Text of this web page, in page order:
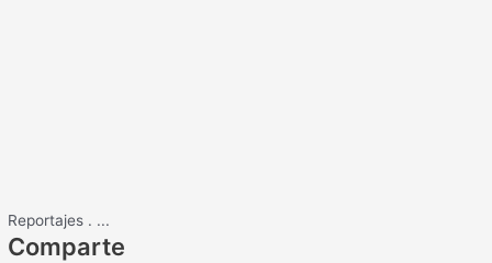
Reportajes . ...
Comparte